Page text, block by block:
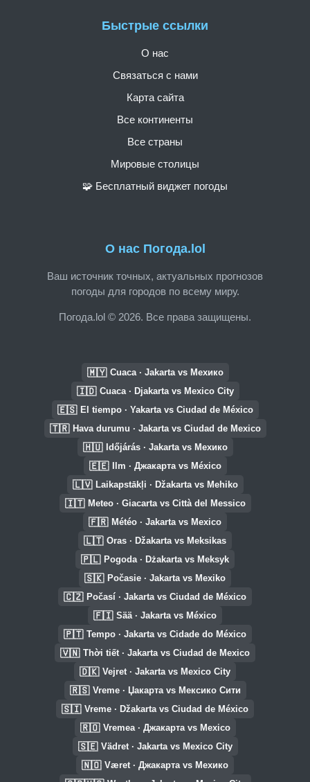
О нас Погода.lol
Ваш источник точных, актуальных прогнозов
погоды для городов по всему миру.
Погода.lol © 2026. Все права защищены.
Быстрые ссылки
О нас
Связаться с нами
Карта сайта
Все континенты
Все страны
Мировые столицы
🧩 Бесплатный виджет погоды
🇲🇾 Cuaca · Jakarta vs Мехико
🇮🇩 Cuaca · Djakarta vs Mexico City
🇪🇸 El tiempo · Yakarta vs Ciudad de México
🇹🇷 Hava durumu · Jakarta vs Ciudad de Mexico
🇭🇺 Időjárás · Jakarta vs Мехико
🇪🇪 Ilm · Джакарта vs México
🇱🇻 Laikapstākļi · Džakarta vs Mehiko
🇮🇹 Meteo · Giacarta vs Città del Messico
🇫🇷 Météo · Jakarta vs Mexico
🇱🇹 Oras · Džakarta vs Meksikas
🇵🇱 Pogoda · Dżakarta vs Meksyk
🇸🇰 Počasie · Jakarta vs Mexiko
🇨🇿 Počasí · Jakarta vs Ciudad de México
🇫🇮 Sää · Jakarta vs México
🇵🇹 Tempo · Jakarta vs Cidade do México
🇻🇳 Thời tiết · Jakarta vs Ciudad de Mexico
🇩🇰 Vejret · Jakarta vs Mexico City
🇷🇸 Vreme · Џакарта vs Мексико Сити
🇸🇮 Vreme · Džakarta vs Ciudad de México
🇷🇴 Vremea · Джакарта vs Mexico
🇸🇪 Vädret · Jakarta vs Mexico City
🇳🇴 Været · Джакарта vs Мехико